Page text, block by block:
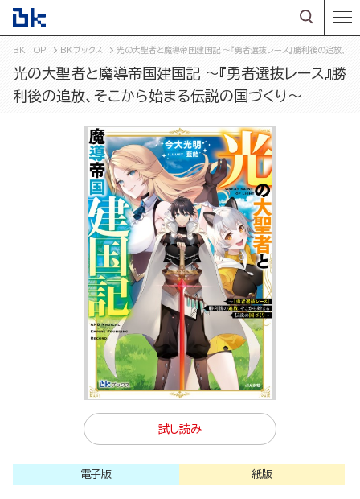
BK TOP BKブックス 光の大聖者と魔導帝国建国記 ～『勇者選抜レース』勝利後の追放、そ
光の大聖者と魔導帝国建国記 ～『勇者選抜レース』勝
利後の追放、そこから始まる伝説の国づくり～
試し読み
紙版
電子版